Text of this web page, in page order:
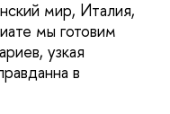
мир, Италия,
мы готовим
узкая
в